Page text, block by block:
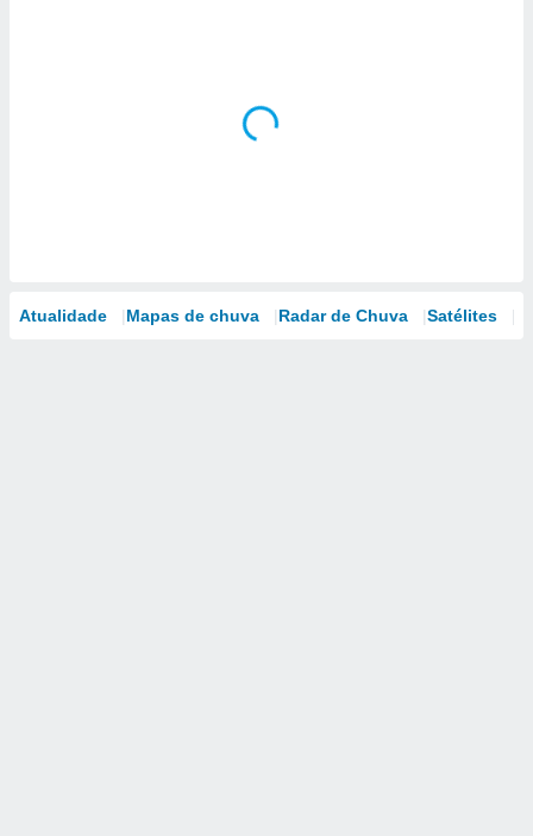
Atualidade Mapas de chuva Radar de Chuva Satélites